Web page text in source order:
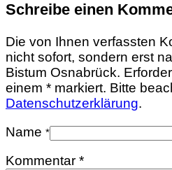
Schreibe einen
Die von Ihnen verfassten
nicht sofort, sondern erst
Bistum Osnabrück.
einem * markiert. Bitte
Datenschutzerklärung.
Name *
Kommentar *